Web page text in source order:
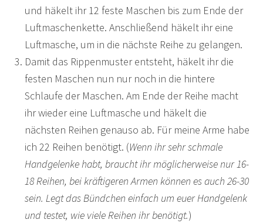
und häkelt ihr 12 feste Maschen bis zum Ende der
Luftmaschenkette. Anschließend häkelt ihr eine
Luftmasche, um in die nächste Reihe zu gelangen.
Damit das Rippenmuster entsteht, häkelt ihr die
festen Maschen nun nur noch in die hintere
Schlaufe der Maschen. Am Ende der Reihe macht
ihr wieder eine Luftmasche und häkelt die
nächsten Reihen genauso ab. Für meine Arme habe
ich 22 Reihen benötigt. (Wenn ihr sehr schmale
Handgelenke habt, braucht ihr möglicherweise nur 16-
18 Reihen, bei kräftigeren Armen können es auch 26-30
sein. Legt das Bündchen einfach um euer Handgelenk
und testet, wie viele Reihen ihr benötigt.)